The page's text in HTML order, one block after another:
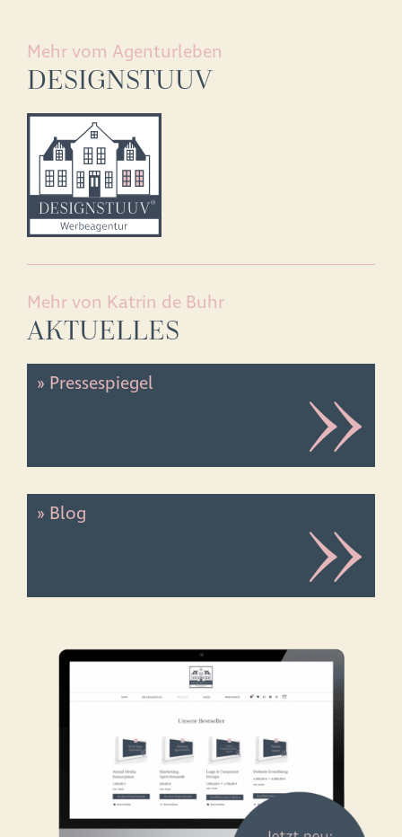
Mehr vom Agenturleben
DESIGNSTUUV
Mehr von Katrin de Buhr
AKTUELLES
» Pressespiegel
» Blog